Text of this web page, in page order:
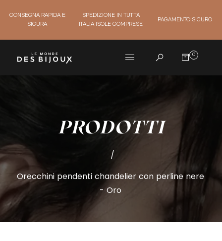
CONSEGNA RAPIDA E
SICURA
SPEDIZIONE IN TUTTA
ITALIA ISOLE COMPRESE
PAGAMENTO SICURO
0
PRODOTTI
/
Orecchini pendenti chandelier con perline nere
- Oro